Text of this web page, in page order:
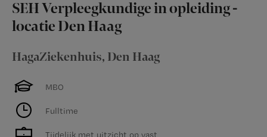
SEH Verpleegkundige in opleiding -
locatie Den Haag
HagaZiekenhuis, Den Haag
MBO
Fulltime
Tijdelijk met uitzicht op vast